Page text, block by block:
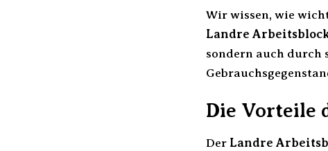
Wir wissen, wie
Landre
sondern auch durch
Die Vorteile
Der Landre